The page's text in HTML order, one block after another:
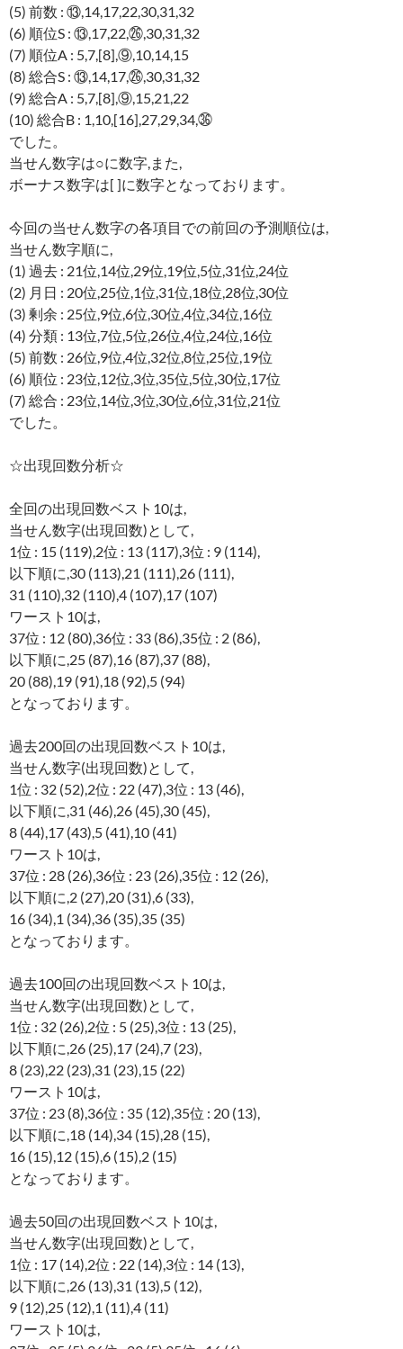
(5) 前数 : ⑬,14,17,22,30,31,32
(6) 順位S : ⑬,17,22,㉖,30,31,32
(7) 順位A : 5,7,[8],⑨,10,14,15
(8) 総合S : ⑬,14,17,㉖,30,31,32
(9) 総合A : 5,7,[8],⑨,15,21,22
(10) 総合B : 1,10,[16],27,29,34,㊱
でした。
当せん数字は○に数字,また,
ボーナス数字は[ ]に数字となっております。
今回の当せん数字の各項目での前回の予測順位は,
当せん数字順に,
(1) 過去 : 21位,14位,29位,19位,5位,31位,24位
(2) 月日 : 20位,25位,1位,31位,18位,28位,30位
(3) 剰余 : 25位,9位,6位,30位,4位,34位,16位
(4) 分類 : 13位,7位,5位,26位,4位,24位,16位
(5) 前数 : 26位,9位,4位,32位,8位,25位,19位
(6) 順位 : 23位,12位,3位,35位,5位,30位,17位
(7) 総合 : 23位,14位,3位,30位,6位,31位,21位
でした。
☆出現回数分析☆
全回の出現回数ベスト10は,
当せん数字(出現回数)として,
1位 : 15 (119),2位 : 13 (117),3位 : 9 (114),
以下順に,30 (113),21 (111),26 (111),
31 (110),32 (110),4 (107),17 (107)
ワースト10は,
37位 : 12 (80),36位 : 33 (86),35位 : 2 (86),
以下順に,25 (87),16 (87),37 (88),
20 (88),19 (91),18 (92),5 (94)
となっております。
過去200回の出現回数ベスト10は,
当せん数字(出現回数)として,
1位 : 32 (52),2位 : 22 (47),3位 : 13 (46),
以下順に,31 (46),26 (45),30 (45),
8 (44),17 (43),5 (41),10 (41)
ワースト10は,
37位 : 28 (26),36位 : 23 (26),35位 : 12 (26),
以下順に,2 (27),20 (31),6 (33),
16 (34),1 (34),36 (35),35 (35)
となっております。
過去100回の出現回数ベスト10は,
当せん数字(出現回数)として,
1位 : 32 (26),2位 : 5 (25),3位 : 13 (25),
以下順に,26 (25),17 (24),7 (23),
8 (23),22 (23),31 (23),15 (22)
ワースト10は,
37位 : 23 (8),36位 : 35 (12),35位 : 20 (13),
以下順に,18 (14),34 (15),28 (15),
16 (15),12 (15),6 (15),2 (15)
となっております。
過去50回の出現回数ベスト10は,
当せん数字(出現回数)として,
1位 : 17 (14),2位 : 22 (14),3位 : 14 (13),
以下順に,26 (13),31 (13),5 (12),
9 (12),25 (12),1 (11),4 (11)
ワースト10は,